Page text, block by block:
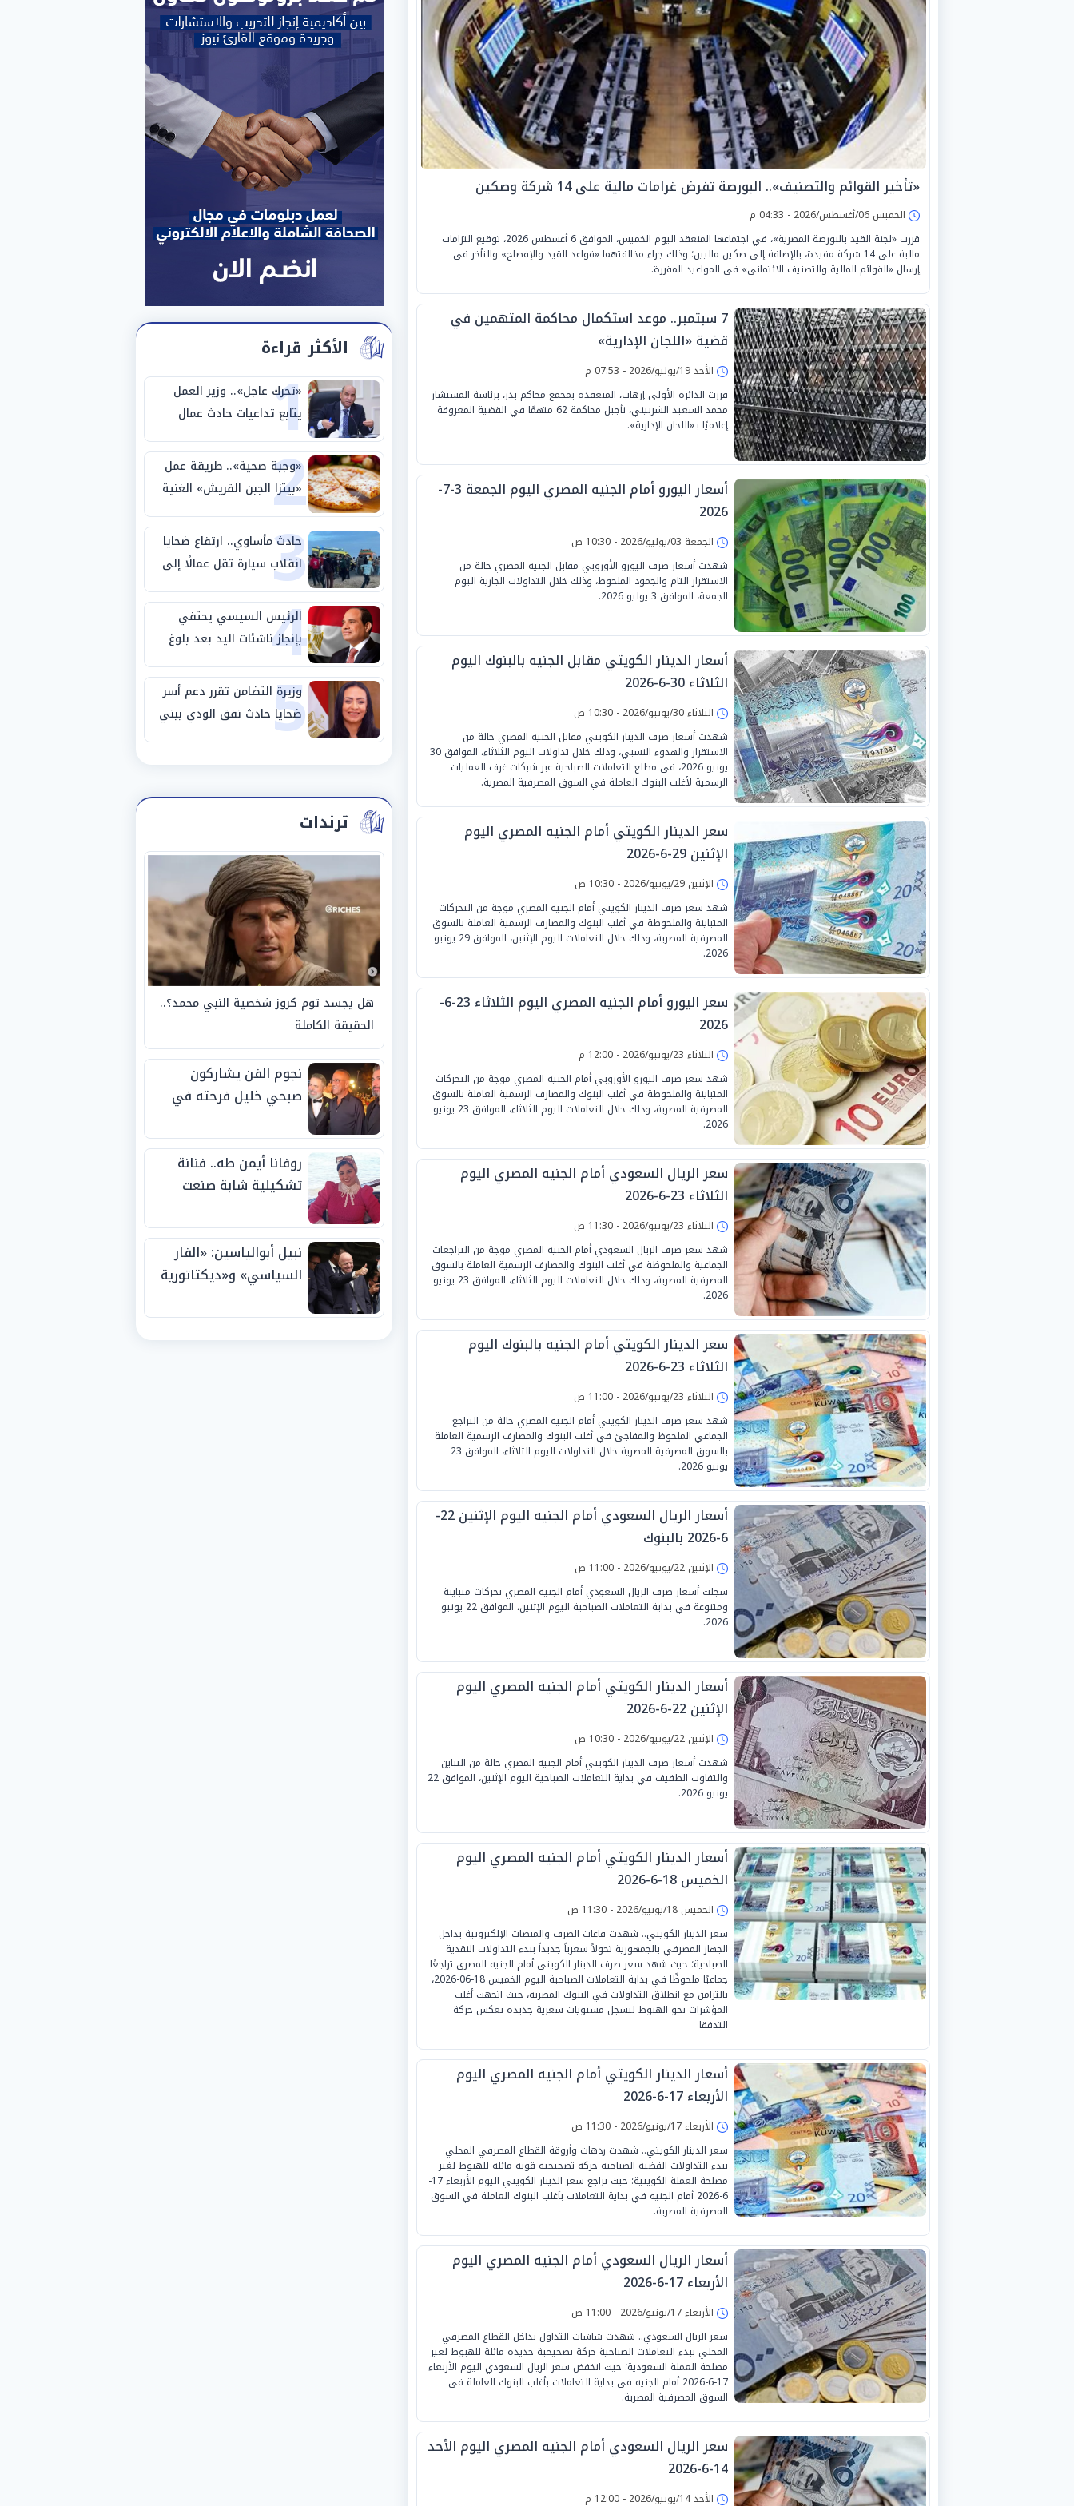
«تأخير القوائم والتصنيف».. البورصة تفرض غرامات مالية على 14 شركة وصكين
الخميس 06/أغسطس/2026 - 04:33 م
قررت «لجنة القيد بالبورصة المصرية»، في اجتماعها المنعقد اليوم الخميس، الموافق 6 أغسطس 2026، توقيع التزامات
مالية على 14 شركة مقيدة، بالإضافة إلى صكين ماليين؛ وذلك جراء مخالفتهما «قواعد القيد والإفصاح» والتأخر في
إرسال «القوائم المالية والتصنيف الائتماني» في المواعيد المقررة.
7 سبتمبر.. موعد استكمال محاكمة المتهمين في
قضية «اللجان الإدارية»
الأحد 19/يوليو/2026 - 07:53 م
قررت الدائرة الأولى إرهاب، المنعقدة بمجمع محاكم بدر، برئاسة المستشار
محمد السعيد الشربيني، تأجيل محاكمة 62 متهمًا في القضية المعروفة
إعلاميًا بـ«اللجان الإدارية».
أسعار اليورو أمام الجنيه المصري اليوم الجمعة 3-7-
2026
الجمعة 03/يوليو/2026 - 10:30 ص
شهدت أسعار صرف اليورو الأوروبي مقابل الجنيه المصري حالة من
الاستقرار التام والجمود الملحوظ، وذلك خلال التداولات الجارية اليوم
الجمعة، الموافق 3 يوليو 2026.
أسعار الدينار الكويتي مقابل الجنيه بالبنوك اليوم
الثلاثاء 30-6-2026
الثلاثاء 30/يونيو/2026 - 10:30 ص
شهدت أسعار صرف الدينار الكويتي مقابل الجنيه المصري حالة من
الاستقرار والهدوء النسبي، وذلك خلال تداولات اليوم الثلاثاء، الموافق 30
يونيو 2026، في مطلع التعاملات الصباحية عبر شبكات غرف العمليات
الرسمية لأغلب البنوك العاملة في السوق المصرفية المصرية.
سعر الدينار الكويتي أمام الجنيه المصري اليوم
الإثنين 29-6-2026
الإثنين 29/يونيو/2026 - 10:30 ص
شهد سعر صرف الدينار الكويتي أمام الجنيه المصري موجة من التحركات
المتباينة والملحوظة في أغلب البنوك والمصارف الرسمية العاملة بالسوق
المصرفية المصرية، وذلك خلال التعاملات اليوم الإثنين، الموافق 29 يونيو
2026.
سعر اليورو أمام الجنيه المصري اليوم الثلاثاء 23-6-
2026
الثلاثاء 23/يونيو/2026 - 12:00 م
شهد سعر صرف اليورو الأوروبي أمام الجنيه المصري موجة من التحركات
المتباينة والملحوظة في أغلب البنوك والمصارف الرسمية العاملة بالسوق
المصرفية المصرية، وذلك خلال التعاملات اليوم الثلاثاء، الموافق 23 يونيو
2026.
سعر الريال السعودي أمام الجنيه المصري اليوم
الثلاثاء 23-6-2026
الثلاثاء 23/يونيو/2026 - 11:30 ص
شهد سعر صرف الريال السعودي أمام الجنيه المصري موجة من التراجعات
الجماعية والملحوظة في أغلب البنوك والمصارف الرسمية العاملة بالسوق
المصرفية المصرية، وذلك خلال التعاملات اليوم الثلاثاء، الموافق 23 يونيو
2026.
سعر الدينار الكويتي أمام الجنيه بالبنوك اليوم
الثلاثاء 23-6-2026
الثلاثاء 23/يونيو/2026 - 11:00 ص
شهد سعر صرف الدينار الكويتي أمام الجنيه المصري حالة من التراجع
الجماعي الملحوظ والمفاجئ في أغلب البنوك والمصارف الرسمية العاملة
بالسوق المصرفية المصرية خلال التداولات اليوم الثلاثاء، الموافق 23
يونيو 2026.
أسعار الريال السعودي أمام الجنيه اليوم الإثنين 22-
6-2026 بالبنوك
الإثنين 22/يونيو/2026 - 11:00 ص
سجلت أسعار صرف الريال السعودي أمام الجنيه المصري تحركات متباينة
ومتنوعة في بداية التعاملات الصباحية اليوم الإثنين، الموافق 22 يونيو
2026.
أسعار الدينار الكويتي أمام الجنيه المصري اليوم
الإثنين 22-6-2026
الإثنين 22/يونيو/2026 - 10:30 ص
شهدت أسعار صرف الدينار الكويتي أمام الجنيه المصري حالة من التباين
والتفاوت الطفيف في بداية التعاملات الصباحية اليوم الإثنين، الموافق 22
يونيو 2026.
أسعار الدينار الكويتي أمام الجنيه المصري اليوم
الخميس 18-6-2026
الخميس 18/يونيو/2026 - 11:30 ص
سعر الدينار الكويتي.. شهدت قاعات الصرف والمنصات الإلكترونية بداخل
الجهاز المصرفي بالجمهورية تحولاً سعرياً جديداً ببدء التداولات النقدية
الصباحية؛ حيث شهد سعر صرف الدينار الكويتي أمام الجنيه المصري تراجعًا
جماعيًا ملحوظًا في بداية التعاملات الصباحية اليوم الخميس 18-06-2026،
بالتزامن مع انطلاق التداولات في البنوك المصرية، حيث اتجهت أغلب
المؤشرات نحو الهبوط لتسجل مستويات سعرية جديدة تعكس حركة
التدفقا
أسعار الدينار الكويتي أمام الجنيه المصري اليوم
الأربعاء 17-6-2026
الأربعاء 17/يونيو/2026 - 11:30 ص
سعر الدينار الكويتي.. شهدت ردهات وأروقة القطاع المصرفي المحلي
ببدء التداولات الفضية الصباحية حركة تصحيحية قوية مائلة للهبوط لغير
مصلحة العملة الكويتية؛ حيث تراجع سعر الدينار الكويتي اليوم الأربعاء 17-
6-2026 أمام الجنيه في بداية التعاملات بأغلب البنوك العاملة في السوق
المصرفية المصرية.
أسعار الريال السعودي أمام الجنيه المصري اليوم
الأربعاء 17-6-2026
الأربعاء 17/يونيو/2026 - 11:00 ص
سعر الريال السعودي.. شهدت شاشات التداول بداخل القطاع المصرفي
المحلي ببدء التعاملات الصباحية حركة تصحيحية جديدة مائلة للهبوط لغير
مصلحة العملة السعودية؛ حيث انخفض سعر الريال السعودي اليوم الأربعاء
17-6-2026 أمام الجنيه في بداية التعاملات بأغلب البنوك العاملة في
السوق المصرفية المصرية.
سعر الريال السعودي أمام الجنيه المصري اليوم الأحد
14-6-2026
الأحد 14/يونيو/2026 - 12:00 م
الأكثر قراءة
1
«تحرك عاجل».. وزير العمل
يتابع تداعيات حادث عمال
طريق بني سويف الصحراوي
2
«وجبة صحية».. طريقة عمل
«بيتزا الجبن القريش» الغنية
بالبروتين
3
حادث مأساوي.. ارتفاع ضحايا
انقلاب سيارة تقل عمالًا إلى
14 شخصًا
4
الرئيس السيسي يحتفي
بإنجاز ناشئات اليد بعد بلوغ
نصف نهائي كأس العالم
5
وزيرة التضامن تقرر دعم أسر
ضحايا حادث نفق الودي ببني
سويف
ترندات
هل يجسد توم كروز شخصية النبي محمد؟..
الحقيقة الكاملة
نجوم الفن يشاركون
صبحي خليل فرحته في
روفانا أيمن طه.. فنانة
تشكيلية شابة صنعت
الجوائز منذ الصغر
نبيل أبوالياسين: «الفار
السياسي» و«ديكتاتورية
الفيفا».. وإقالة